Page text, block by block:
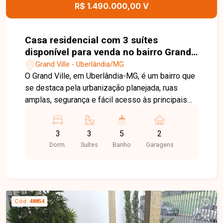
aquecimento solar de água e concertina nos
conforto, lazer, sustentabilidade e localização
privilegiada. Agende sua visita e venha conhecer
este imóvel diferenciado.
R$ 1.490.000,00 V
Casa residencial com 3 suítes
disponível para venda no bairro Grand
Ville em Uberlândia-MG
Grand Ville - Uberlândia/MG
O Grand Ville, em Uberlândia-MG, é um bairro que
se destaca pela urbanização planejada, ruas
amplas, segurança e fácil acesso às principais
e proximidade a comércios, áreas verdes e
serviços essenciais, é um local ideal para quem
busca viver com tranquilidade, modernidade e
modernidade e ambientes integrados, criando
uma experiência de harmonia e exclusividade
dentro do bairro planejado Praça Alto Umuarama.
3
Dorm.
3
Suítes
5
Banho
2
Garagens
Cód. 48854